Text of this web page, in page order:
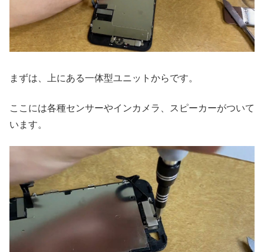
まずは、上にある一体型ユニットからです。
ここには各種センサーやインカメラ、スピーカーがついて
います。